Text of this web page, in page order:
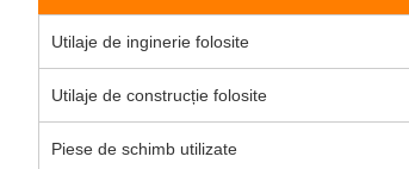
Utilaje de inginerie folosite
Utilaje de construcție folosite
Piese de schimb utilizate